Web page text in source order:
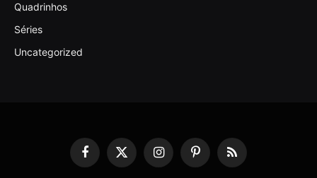
Quadrinhos
Séries
Uncategorized
Facebook
X
(Twitter)
InstagramPinterestRSS